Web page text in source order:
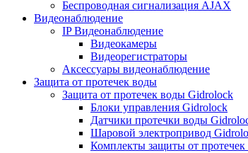
Беспроводная сигнализация AJAX
Видеонаблюдение
IP Видеонаблюдение
Видеокамеры
Видеорегистраторы
Аксессуары видеонаблюдение
Защита от протечек воды
Защита от протечек воды Gidrolock
Блоки управления Gidrolock
Датчики протечки воды
Шаровой электропривод
Комплекты защиты от протечек